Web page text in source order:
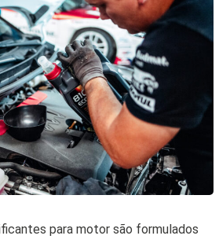
para motor são formulados